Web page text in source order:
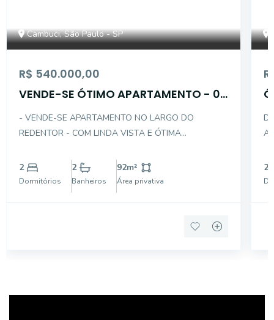
Cambuci, São Paulo - SP
R$ 540.000,00
VENDE-SE ÓTIMO APARTAMENTO - 02
- VENDE-SE APARTAMENTO NO LARGO DO
REDENTOR - COM LINDA VISTA E ÓTIMA
ACABAMENTO DE ALUMINIO BRANCO NAS PORTAS
E JANELAS - DESCRIÇÃO INTERNA DO IMÓVEL: . 02
DORMITÓRIOS SENDO 01 SUÍTE COM VARANDA .
2
Dormitórios
2
Banheiros
92m²
Área privativa
2